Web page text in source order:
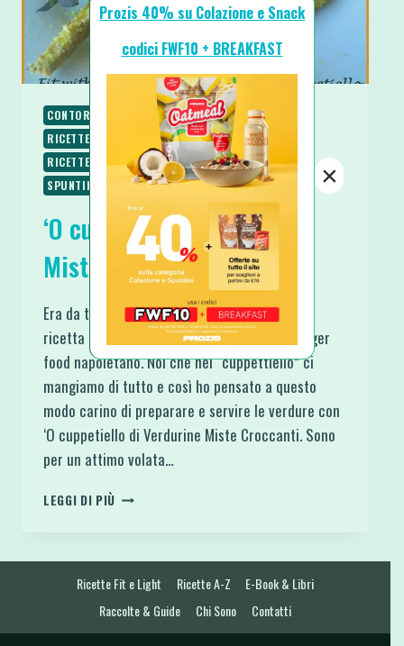
CONTORNI
RICETTE
RICETTE CHETOGENICHE
RICETTE LOW CARB
RICETTE SENZA GLUTINE
RICETTE VEGETARIANE
SPUNTINI E SNACKS
‘O cuppetiello di Verdurine
Miste Croccanti
Era da tempo che volevo provare a fare una
ricetta così, poi mi è tornato alla mente il finger
food napoletano. Noi che nel “cuppettiello” ci
mangiamo di tutto e così ho pensato a questo
modo carino di preparare e servire le verdure con
‘O cuppetiello di Verdurine Miste Croccanti. Sono
per un attimo volata…
LEGGI DI PIÙ
CROCCANTI
Ricette Fit e Light Ricette A-Z
E-Book & Libri
Raccolte & Guide
Chi Sono Contatti
Prozis 40% su Colazione e Snack
codici FWF10 + BREAKFAST
×